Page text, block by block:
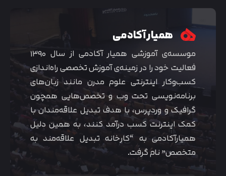
همیار آکادمی
موسسه‌ی آموزشی همیار آکادمی از سال ۱۳۹۰
فعالیت خود را در زمینه‌ی آموزش تخصصی راه‌اندازی
کسب‌و‌کار اینترنتی علوم مدرن مانند زبان‌های
برنامه‌نویسی تحت وب و تخصص‌هایی همچون
گرافیک و وردپرس، با هدف تبدیل علاقه‌مندان با
کمک اینترنت کسب درآمد کنند، به همین دلیل
همیارآکادمی به “کارخانه تبدیل علاقه‌مند به
متخصص” نام گرفت.